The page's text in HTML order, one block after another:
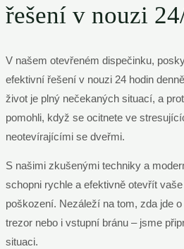
řešení v nouzi
V našem otevřeném dispečinku,
efektivní řešení v nouzi 24 hodin
život je plný nečekaných situací, a
pomohli, když se ocitnete ve
neotevírajícími se dveřmi.
S našimi zkušenými techniky a
schopni rychle a efektivně otevřít
poškození. Nezáleží na tom, zda jde
trezor nebo i vstupní bránu – jsme
situaci.